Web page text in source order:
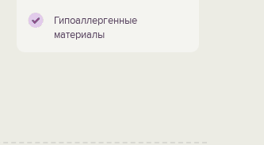
Гипоаллергенные
материалы